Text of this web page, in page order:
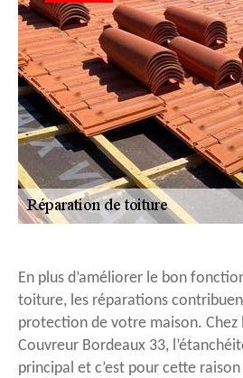
En plus d’améliorer le bon
toiture, les réparations
protection de votre maison. Chez
Couvreur Bordeaux 33,
principal et c’est pour cette